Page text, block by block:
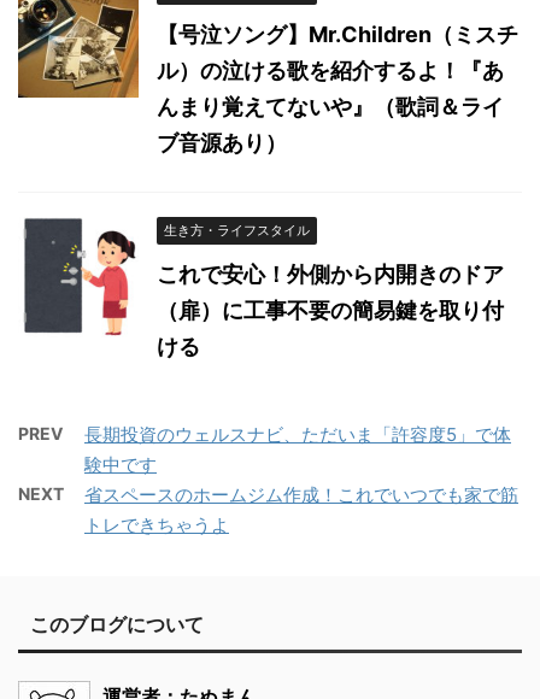
【号泣ソング】Mr.Children（ミスチ
ル）の泣ける歌を紹介するよ！『あ
んまり覚えてないや』（歌詞＆ライ
ブ音源あり）
生き方・ライフスタイル
これで安心！外側から内開きのドア
（扉）に工事不要の簡易鍵を取り付
ける
PREV
長期投資のウェルスナビ、ただいま「許容度5」で体
験中です
NEXT
省スペースのホームジム作成！これでいつでも家で筋
トレできちゃうよ
このブログについて